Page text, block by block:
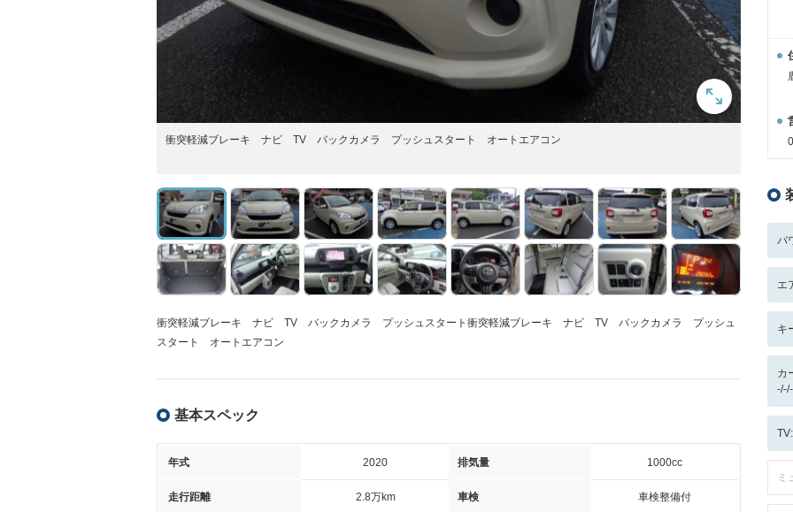
衝突軽減ブレーキ ナビ TV バックカメラ プッシュスタート オートエアコン
衝突軽減ブレーキ ナビ TV バックカメラ プッシュスタート衝突軽減ブレーキ ナビ TV バックカメラ プッシュ
スタート オートエアコン
基本スペック
年式 2020 排気量 1000cc
走行距離 2.8万km 車検 車検整備付
パ
エ
キ
カ
ミ